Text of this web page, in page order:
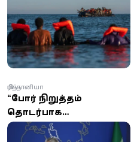
புதிய புள்ளிவிவரங்கள்
“போர் நிறுத்தம்
தொடர்பாக
அமெரிக்காவுடன் எந்த
பேச்சுவார்த்தையும்
பிரித்தானியா